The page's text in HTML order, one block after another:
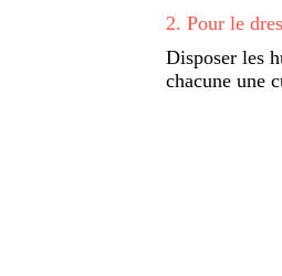
2. Pour le
Disposer les
chacune une